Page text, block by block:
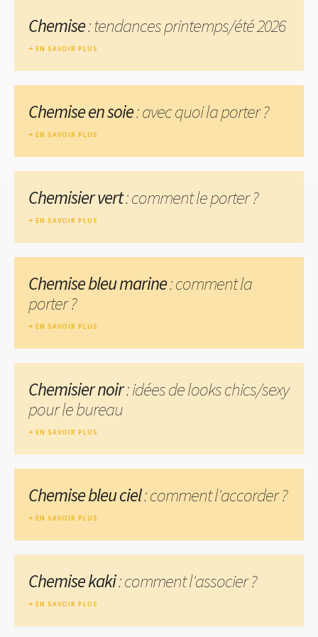
Chemise: tendances printemps/été 2026
EN SAVOIR PLUS
Chemise en soie: avec quoi la porter ?
EN SAVOIR PLUS
Chemisier vert: comment le porter ?
EN SAVOIR PLUS
Chemise bleu marine: comment la
porter ?
EN SAVOIR PLUS
Chemisier noir: idées de looks chics/sexy
pour le bureau
EN SAVOIR PLUS
Chemise bleu ciel: comment l'accorder ?
EN SAVOIR PLUS
Chemise kaki: comment l'associer ?
EN SAVOIR PLUS